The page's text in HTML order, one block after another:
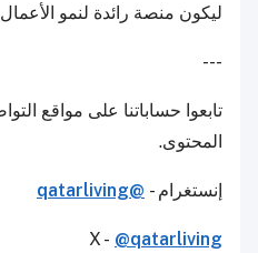
ليكون منصة رائدة لنمو الأعمال
---
تابعوا حساباتنا على مواقع
المحتوى.
إنستغرام - @qatarliving
X - @qatarliving